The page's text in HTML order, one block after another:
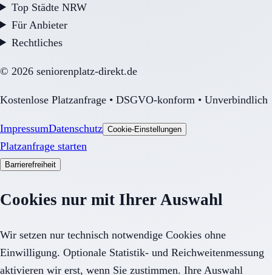
Top Städte NRW
Für Anbieter
Rechtliches
© 2026 seniorenplatz-direkt.de
Kostenlose Platzanfrage • DSGVO-konform • Unverbindlich
ImpressumDatenschutz Cookie-Einstellungen
Platzanfrage starten
Barrierefreiheit
Cookies nur mit Ihrer Auswahl
Wir setzen nur technisch notwendige Cookies ohne
Einwilligung. Optionale Statistik- und Reichweitenmessung
aktivieren wir erst, wenn Sie zustimmen. Ihre Auswahl